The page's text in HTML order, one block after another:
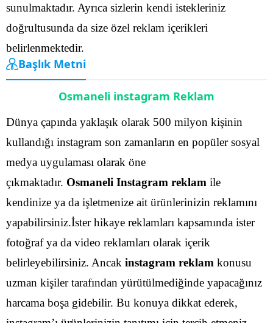
sunulmaktadır. Ayrıca sizlerin kendi istekleriniz
doğrultusunda da size özel reklam içerikleri
belirlenmektedir.
Başlık Metni
Osmaneli instagram Reklam
Dünya çapında yaklaşık olarak 500 milyon kişinin
kullandığı instagram son zamanların en popüler sosyal
medya uygulaması olarak öne
çıkmaktadır. Osmaneli Instagram reklam ile
kendinize ya da işletmenize ait ürünlerinizin reklamını
yapabilirsiniz.İster hikaye reklamları kapsamında ister
fotoğraf ya da video reklamları olarak içerik
belirleyebilirsiniz. Ancak instagram reklam konusu
uzman kişiler tarafından yürütülmediğinde yapacağınız
harcama boşa gidebilir. Bu konuya dikkat ederek,